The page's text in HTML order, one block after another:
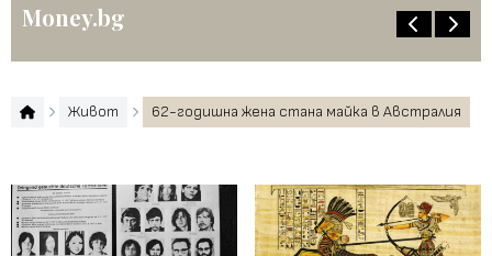
Money.bg
Живот 62-годишна жена стана майка в Австралия